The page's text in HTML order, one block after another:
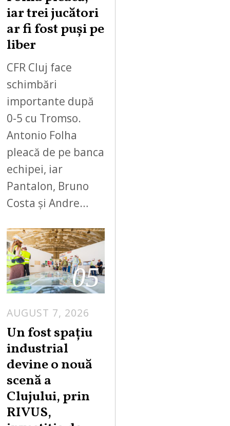
iar trei jucători
ar fi fost puși pe
liber
CFR Cluj face
schimbări
importante după
0-5 cu Tromso.
Antonio Folha
pleacă de pe banca
echipei, iar
Pantalon, Bruno
Costa și Andre…
05
AUGUST 7, 2026
Un fost spațiu
industrial
devine o nouă
scenă a
Clujului, prin
RIVUS,